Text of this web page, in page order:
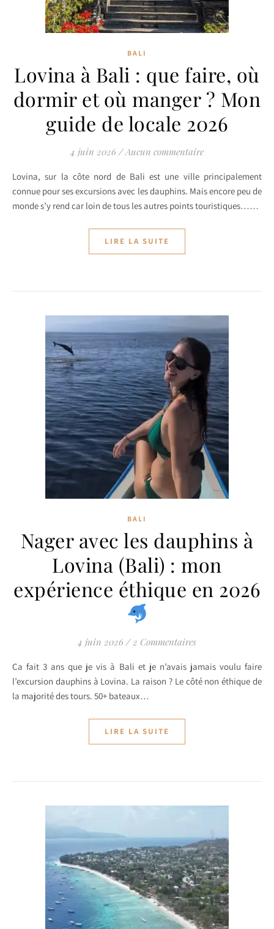
BALI
Lovina à Bali : que faire, où
dormir et où manger ? Mon
guide de locale 2026
4 juin 2026 / Aucun commentaire
Lovina, sur la côte nord de Bali est une ville principalement
connue pour ses excursions avec les dauphins. Mais encore peu de
monde s’y rend car loin de tous les autres points touristiques……
LIRE LA SUITE
BALI
Nager avec les dauphins à
Lovina (Bali) : mon
expérience éthique en 2026
4 juin 2026 / 2 Commentaires
Ça fait 3 ans que je vis à Bali et je n’avais jamais voulu faire
l’excursion dauphins à Lovina. La raison ? Le côté non éthique de
la majorité des tours. 50+ bateaux…
LIRE LA SUITE